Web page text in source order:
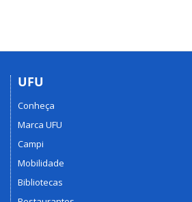
UFU
Conheça
Marca UFU
Campi
Mobilidade
Bibliotecas